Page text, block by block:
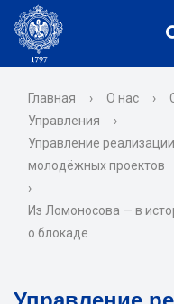
Главная › О нас ›
Управления
›
Управление
молодёжных проектов
›
Из Ломоносова — в
о блокаде